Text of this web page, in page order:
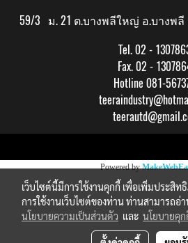
59/3 ม. 21 ต.บางพลีใหญ่ อ.บางพลี
Tel. 02 -
Fax. 02 -
Hotline 081-
Powered by
เว็บไซต์นี้มีการใช้งานคุกกี้ เพื่อเพิ่มประสิ
การใช้งานเว็บไซต์ของท่าน ท่านสามารถอ่
นโยบายความเป็นส่วนตัว และ นโยบายคุก